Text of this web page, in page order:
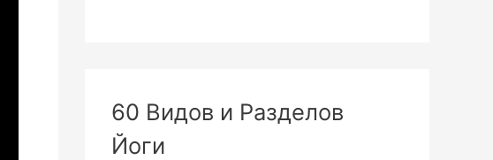
60 Видов и Разделов
Йоги